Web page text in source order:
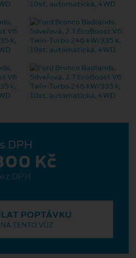
DPH
Kč
DPH
POPTÁVKU
NA TENTO VŮZ